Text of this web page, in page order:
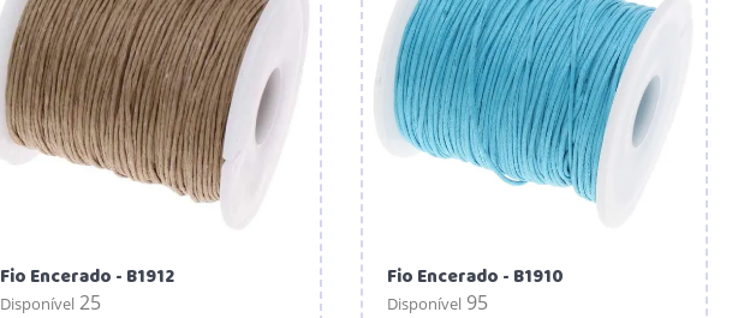
Fio Encerado - B1912
Disponível 25
Fio Encerado - B1910
Disponível 95